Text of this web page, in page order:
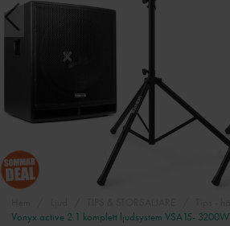
Vonyx active 2.1 komplett ljudsystem VSA15- 3200W